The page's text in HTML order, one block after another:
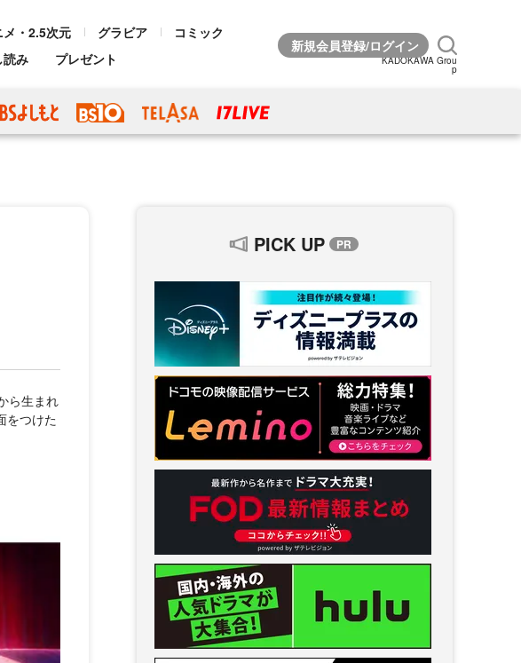
メ・2.5次元 グラビア
コミック
読み プレゼント KADOKAWA Grou
p
ら生まれ
をつけた
PICK UP